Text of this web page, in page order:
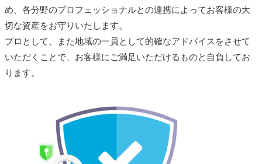
め、各分野のプロフェッショナルとの連携によってお客様の大
切な資産をお守りいたします。
プロとして、また地域の一員として的確なアドバイスをさせて
いただくことで、お客様にご満足いただけるものと自負してお
ります。